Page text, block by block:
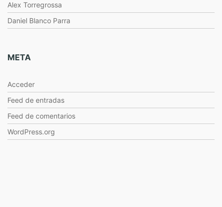
Alex Torregrossa
Daniel Blanco Parra
META
Acceder
Feed de entradas
Feed de comentarios
WordPress.org